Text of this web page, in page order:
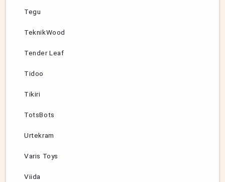
Tegu
TeknikWood
Tender Leaf
Tidoo
Tikiri
TotsBots
Urtekram
Varis Toys
Viida